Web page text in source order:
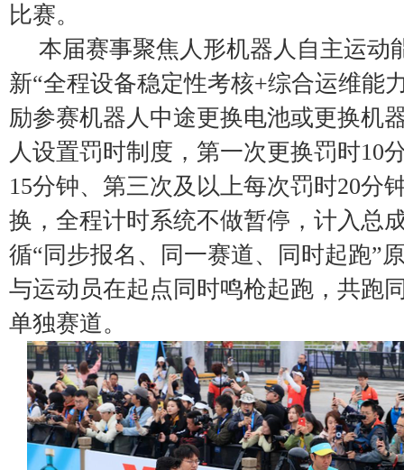
比赛。
本届赛事聚焦人形机器人自主运动
新“全程设备稳定性考核+综合运维能
励参赛机器人中途更换电池或更换机
人设置罚时制度，第一次更换罚时10
15分钟、第三次及以上每次罚时20分
换，全程计时系统不做暂停，计入总
循“同步报名、同一赛道、同时起跑”
与运动员在起点同时鸣枪起跑，共跑
单独赛道。